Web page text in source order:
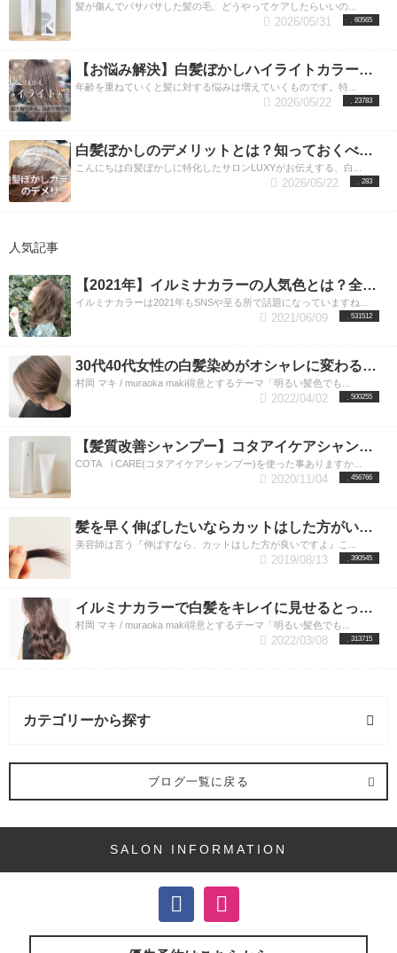
髪が傷んでパサパサした髪の毛、どうやってケアしたらいいの...
60565
2026/05/31
【お悩み解決】白髪ぼかしハイライトカラーをすれば気になる白髪が目立たない！／東京・渋谷エリア
年齢を重ねていくと髪に対する悩みは増えていくものです。特...
23783
2026/05/22
白髪ぼかしのデメリットとは？知っておくべき5つの項目をプロが解説
こんにちは白髪ぼかしに特化したサロンLUXYがお伝えする、白...
283
2026/05/22
人気記事
【2021年】イルミナカラーの人気色とは？全9色の魅力を渋谷の美容師が教えます。渋谷美容室LUXY（ラグジー）
イルミナカラーは2021年もSNSや至る所で話題になっていますね...
531512
2021/06/09
30代40代女性の白髪染めがオシャレに変わる！ハイライトで魅せる最新カラー。
村岡 マキ / muraoka maki得意とするテーマ「明るい髪色でも...
500255
2022/04/02
【髪質改善シャンプー】コタアイケアシャンプーの正しい選び方とは？渋谷美容室LUXY(ラグジー）
COTA i CARE(コタアイケアシャンプー)を使った事ありますか...
456766
2020/11/04
髪を早く伸ばしたいならカットはした方がいいのか？美容師が答えます。
美容師は言う『伸ばすなら、カットはした方が良いですよ』こ...
390545
2019/08/13
イルミナカラーで白髪をキレイに見せるとっておきの方法
村岡 マキ / muraoka maki得意とするテーマ「明るい髪色でも...
313715
2022/03/08
カテゴリーから探す
ヘアカラー (45記事)
ヘアケア (3記事)
ブログ一覧に戻る
SALON INFORMATION